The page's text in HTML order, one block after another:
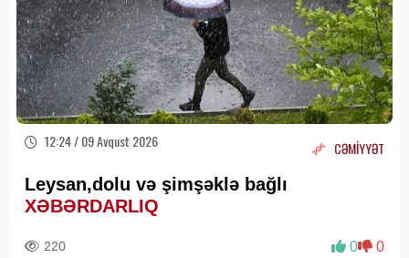
12:24 / 09 Avqust 2026 CƏMİYYƏT
Leysan,dolu və şimşəklə bağlı
XƏBƏRDARLIQ
220 0 0